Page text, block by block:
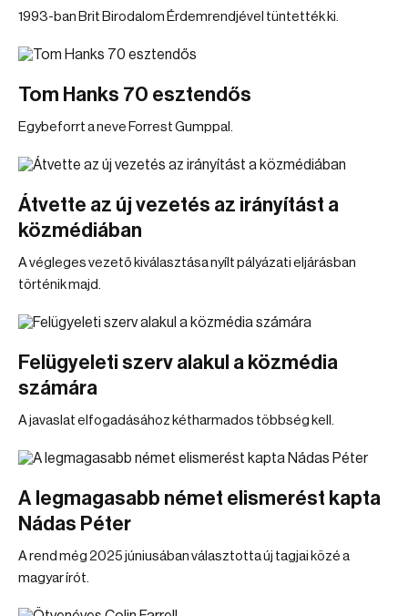
1993-ban Brit Birodalom Érdemrendjével tüntették ki.
Tom Hanks 70 esztendős
Egybeforrt a neve Forrest Gumppal.
Átvette az új vezetés az irányítást a
közmédiában
A végleges vezető kiválasztása nyílt pályázati eljárásban
történik majd.
Felügyeleti szerv alakul a közmédia
számára
A javaslat elfogadásához kétharmados többség kell.
A legmagasabb német elismerést kapta
Nádas Péter
A rend még 2025 júniusában választotta új tagjai közé a
magyar írót.